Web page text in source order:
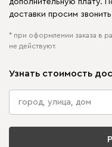
дополнительную плату.
доставки просим
* при оформлении заказа в
не действуют.
Узнать стоимость